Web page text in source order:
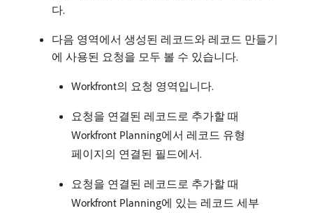
다.
다음 영역에서 생성된 레코드와 레코드 만들기
에 사용된 요청을 모두 볼 수 있습니다.
Workfront의 요청 영역입니다.
요청을 연결된 레코드로 추가할 때
Workfront Planning에서 레코드 유형
페이지의 연결된 필드에서.
요청을 연결된 레코드로 추가할 때
Workfront Planning에 있는 레코드 세부